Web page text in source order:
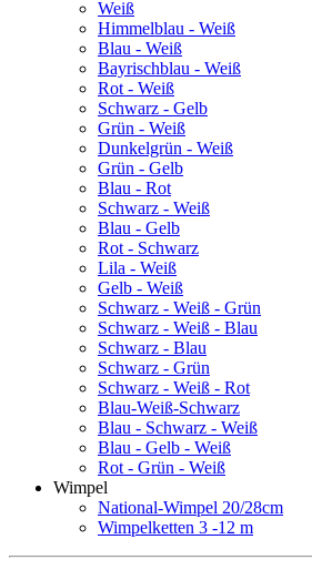
Weiß
Himmelblau - Weiß
Blau - Weiß
Bayrischblau - Weiß
Rot - Weiß
Schwarz - Gelb
Grün - Weiß
Dunkelgrün - Weiß
Grün - Gelb
Blau - Rot
Schwarz - Weiß
Blau - Gelb
Rot - Schwarz
Lila - Weiß
Gelb - Weiß
Schwarz - Weiß - Grün
Schwarz - Weiß - Blau
Schwarz - Blau
Schwarz - Grün
Schwarz - Weiß - Rot
Blau-Weiß-Schwarz
Blau - Schwarz - Weiß
Blau - Gelb - Weiß
Rot - Grün - Weiß
Wimpel
National-Wimpel 20/28cm
Wimpelketten 3 -12 m